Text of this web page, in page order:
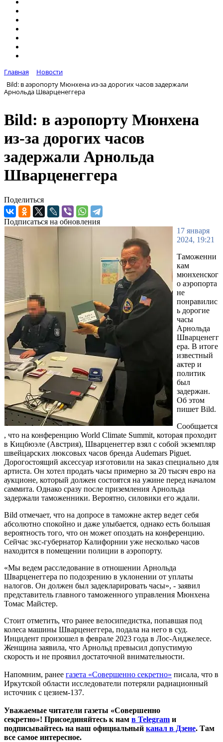
Главная
Новости
Bild: в аэропорту Мюнхена из-за дорогих часов задержали
Арнольда Шварценеггера
Bild: в аэропорту Мюнхена
из-за дорогих часов
задержали Арнольда
Шварценеггера
Поделиться
Подписаться на обновления
17 января
2024, 19:21
Таможенни
кам
мюнхенског
о аэропорта
не
понравилис
ь дорогие
часы
Арнольда
Шварценегг
ера. В итоге
известный
актер и
политик
был
задержан.
Об этом
пишет Bild.
Сообщается
, что на конференцию World Climate Summit, которая проходит
в Кицбюэле (Австрия), Шварценеггер взял с собой экземпляр
швейцарских люксовых часов бренда Audemars Piguet.
Дорогостоящий аксессуар изготовили на заказ специально для
артиста. Он хотел продать часы примерно за 20 тысяч евро на
аукционе, который должен состоятся на ужине перед началом
саммита. Однако сразу после приземления Арнольда
задержали таможенники. Вероятно, силовики его ждали.
Bild отмечает, что на допросе в таможне актер ведет себя
абсолютно спокойно и даже улыбается, однако есть большая
вероятность того, что он может опоздать на конференцию.
Сейчас экс-губернатор Калифорнии уже несколько часов
находится в помещении полиции в аэропорту.
«Мы ведем расследование в отношении Арнольда
Шварценеггера по подозрению в уклонении от уплаты
налогов. Он должен был задекларировать часы», - заявил
представитель главного таможенного управления Мюнхена
Томас Майстер.
Стоит отметить, что ранее велосипедистка, попавшая под
колеса машины Шварценеггера, подала на него в суд.
Инцидент произошел в феврале 2023 года в Лос-Анджелесе.
Женщина заявила, что Арнольд превысил допустимую
скорость и не проявил достаточной внимательности.
Напомним, ранее газета «Совершенно секретно» писала, что в
Иркутской области исследователи потеряли радиационный
источник с цезием-137.
Уважаемые читатели газеты «Совершенно
секретно»! Присоединяйтесь к нам в Telegram и
подписывайтесь на наш официальный канал в Дзене. Там
все самое интересное.